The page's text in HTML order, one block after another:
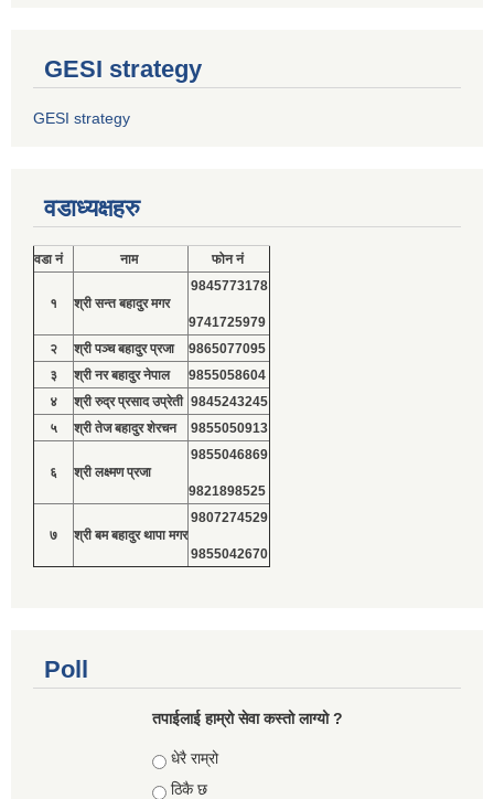
GESI strategy
GESI strategy
वडाध्यक्षहरु
वडा नं नाम फोन नं
१ श्री सन्त बहादुर मगर
9845773178
9741725979
२
श्री पञ्च बहादुर प्रजा
9865077095
३
श्री नर बहादुर नेपाल
9855058604
४
श्री रुद्र प्रसाद उप्रेती 9845243245
५
श्री तेज बहादुर शेरचन 9855050913
६ श्री लक्ष्मण प्रजा
9855046869
9821898525
७ श्री बम बहादुर थापा मगर
9807274529
9855042670
Poll
तपाईलाई हाम्रो सेवा कस्तो लाग्यो ?
Choices
धेरै राम्रो
ठिकै छ